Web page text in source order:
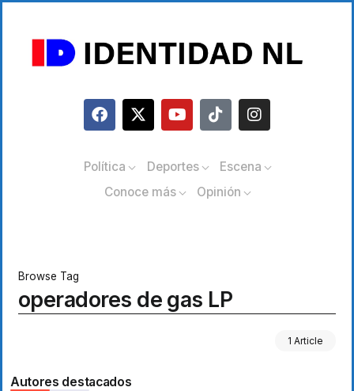
Política Deportes
Escena
Conoce más
Opinión
Browse Tag
operadores de gas LP
1 Article
Autores destacados